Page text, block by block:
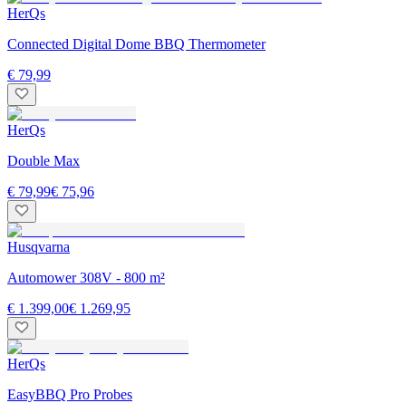
HerQs
Connected Digital Dome BBQ Thermometer
€ 79,99
HerQs
Double Max
€ 79,99€ 75,96
Husqvarna
Automower 308V - 800 m²
€ 1.399,00€ 1.269,95
HerQs
EasyBBQ Pro Probes